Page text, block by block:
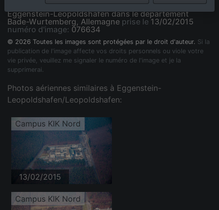
Campus KIK Nord à le quartier Leopoldshafen in
Eggenstein-Leopoldshafen dans le département
Bade-Wurtemberg, Allemagne prise le13/02/2015
numéro d'image: 076634
© 2026 Toutes les images sont protégées par le droit d'auteur. Si la
publication de l'image affecte vos droits personnels ou viole votre
vie privée, veuillez me signaler le numéro de l'image et je la
supprimerai.
Photos aériennes similaires à Eggenstein-
Leopoldshafen/Leopoldshafen:
Campus KIK Nord
13/02/2015
Campus KIK Nord